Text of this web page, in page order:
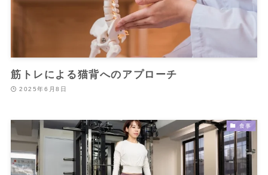
筋トレによる猫背へのアプローチ
2025年6月8日
食事